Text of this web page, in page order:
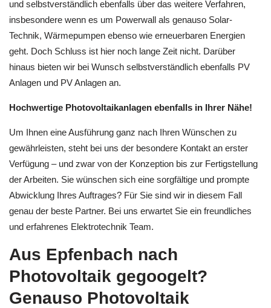
und selbstverständlich ebenfalls über das weitere Verfahren,
insbesondere wenn es um Powerwall als genauso Solar-
Technik, Wärmepumpen ebenso wie erneuerbaren Energien
geht. Doch Schluss ist hier noch lange Zeit nicht. Darüber
hinaus bieten wir bei Wunsch selbstverständlich ebenfalls PV
Anlagen und PV Anlagen an.
Hochwertige Photovoltaikanlagen ebenfalls in Ihrer Nähe!
Um Ihnen eine Ausführung ganz nach Ihren Wünschen zu
gewährleisten, steht bei uns der besondere Kontakt an erster
Verfügung – und zwar von der Konzeption bis zur Fertigstellung
der Arbeiten. Sie wünschen sich eine sorgfältige und prompte
Abwicklung Ihres Auftrages? Für Sie sind wir in diesem Fall
genau der beste Partner. Bei uns erwartet Sie ein freundliches
und erfahrenes Elektrotechnik Team.
Aus Epfenbach nach
Photovoltaik gegoogelt?
Genauso Photovoltaik